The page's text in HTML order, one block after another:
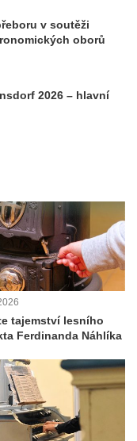
v soutěži
oborů
2026 – hlavní
tajemství lesního
Ferdinanda Náhlíka